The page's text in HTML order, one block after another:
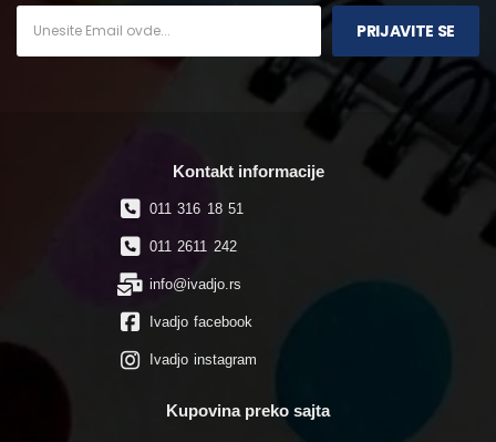
PRIJAVITE SE
Kontakt informacije
011 316 18 51
011 2611 242
info@ivadjo.rs
Ivadjo facebook
Ivadjo instagram
Kupovina preko sajta